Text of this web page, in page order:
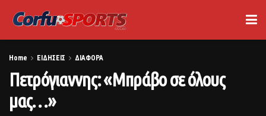
Home ΕΙΔΗΣΕΙΣ ΔΙΑΦΟΡΑ
Πετρόγιαννης: «Μπράβο σε όλους
μας…»